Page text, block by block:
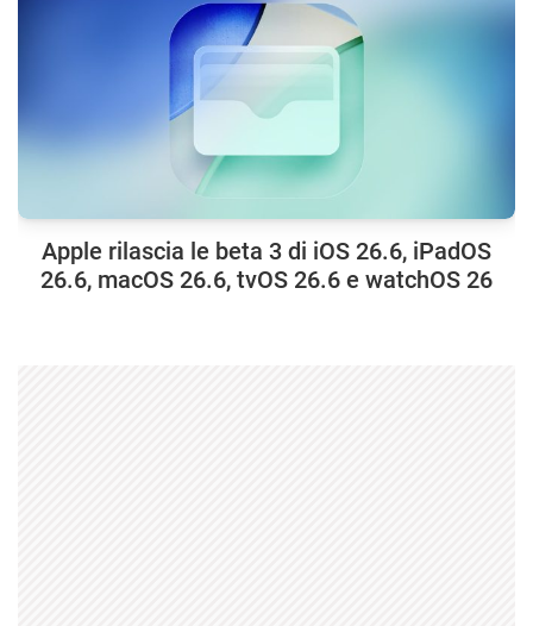
Apple rilascia le beta 3 di iOS 26.6, iPadOS
26.6, macOS 26.6, tvOS 26.6 e watchOS 26